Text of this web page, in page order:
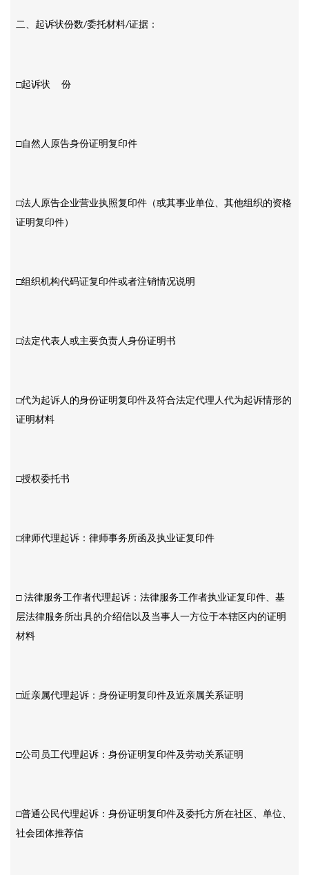
二、起诉状份数/委托材料/证据：
□起诉状 份
□自然人原告身份证明复印件
□法人原告企业营业执照复印件（或其事业单位、其他组织的资格
证明复印件）
□组织机构代码证复印件或者注销情况说明
□法定代表人或主要负责人身份证明书
□代为起诉人的身份证明复印件及符合法定代理人代为起诉情形的
证明材料
□授权委托书
□律师代理起诉：律师事务所函及执业证复印件
□ 法律服务工作者代理起诉：法律服务工作者执业证复印件、基
层法律服务所出具的介绍信以及当事人一方位于本辖区内的证明
材料
□近亲属代理起诉：身份证明复印件及近亲属关系证明
□公司员工代理起诉：身份证明复印件及劳动关系证明
□普通公民代理起诉：身份证明复印件及委托方所在社区、单位、
社会团体推荐信